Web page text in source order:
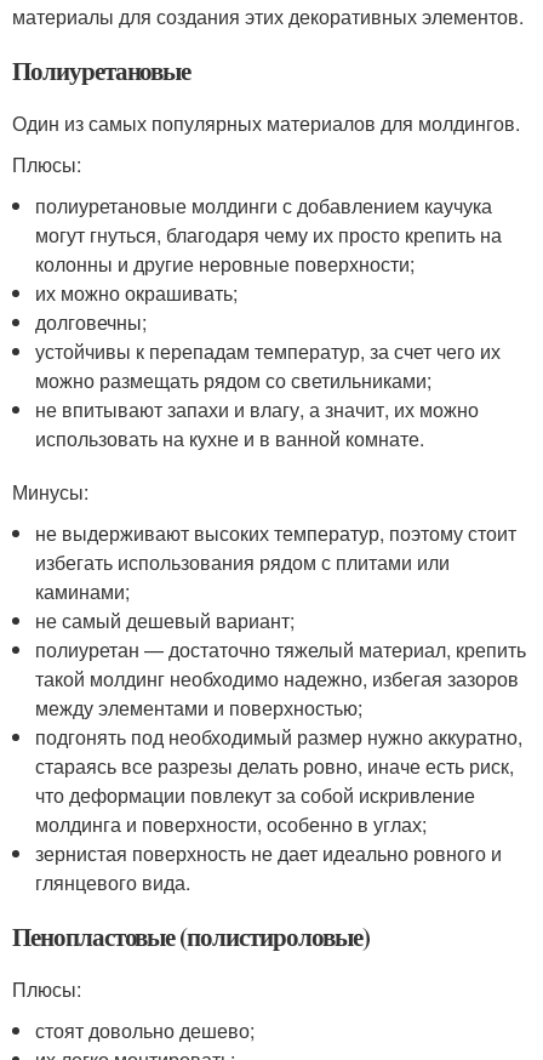
материалы для создания этих декоративных элементов.
Полиуретановые
Один из самых популярных материалов для молдингов.
Плюсы:
полиуретановые молдинги с добавлением каучука
могут гнуться, благодаря чему их просто крепить на
колонны и другие неровные поверхности;
их можно окрашивать;
долговечны;
устойчивы к перепадам температур, за счет чего их
можно размещать рядом со светильниками;
не впитывают запахи и влагу, а значит, их можно
использовать на кухне и в ванной комнате.
Минусы:
не выдерживают высоких температур, поэтому стоит
избегать использования рядом с плитами или
каминами;
не самый дешевый вариант;
полиуретан — достаточно тяжелый материал, крепить
такой молдинг необходимо надежно, избегая зазоров
между элементами и поверхностью;
подгонять под необходимый размер нужно аккуратно,
стараясь все разрезы делать ровно, иначе есть риск,
что деформации повлекут за собой искривление
молдинга и поверхности, особенно в углах;
зернистая поверхность не дает идеально ровного и
глянцевого вида.
Пенопластовые (полистироловые)
Плюсы:
стоят довольно дешево;